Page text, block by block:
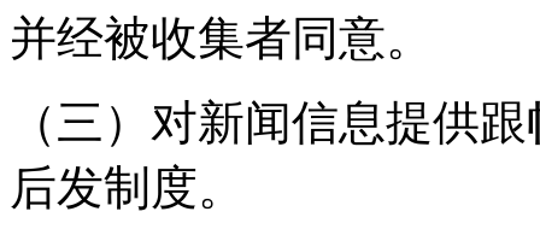
并经被收集者同意。
（三）对新闻信息提供
后发制度。